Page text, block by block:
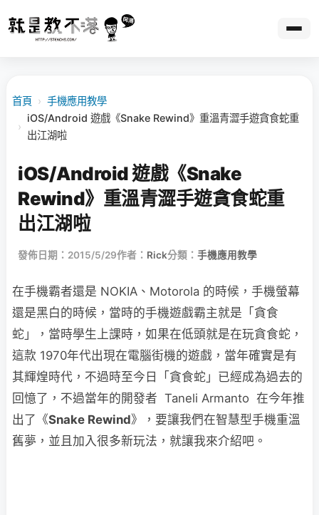
首頁 › 手機應用教學
›
iOS/Android 遊戲《Snake Rewind》重溫青澀手遊貪食蛇重
出江湖啦
iOS/Android 遊戲《Snake
Rewind》重溫青澀手遊貪食蛇重
出江湖啦
發佈日期：2015/5/29作者： Rick分類： 手機應用教學
在手機霸者還是 NOKIA、Motorola 的時候，手機螢幕
還是黑白的時候，當時的手機遊戲霸主就是「貪食
蛇」，當時學生上課時，如果在低頭就是在玩貪食蛇，
這款 1970年代出現在電腦街機的遊戲，當年確實是有
其輝煌時代，不過時至今日「貪食蛇」已經成為過去的
回憶了，不過當年的開發者 Taneli Armanto 在今年推
出了《Snake Rewind》，要讓我們在智慧型手機重溫
舊夢，並且加入很多新玩法，就讓我來介紹吧。